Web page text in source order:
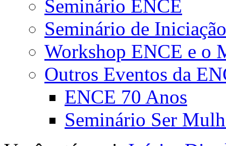
Seminário ENCE
Seminário de
Workshop ENCE e o
Outros Eventos da
ENCE 70 Anos
Seminário Ser